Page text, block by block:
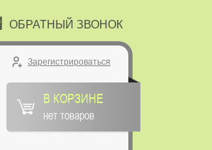
ОБРАТНЫЙ ЗВОНОК
Зарегистрироваться
В КОРЗИНЕ
нет товаров